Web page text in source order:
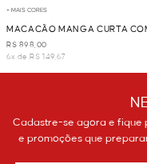
+ MAIS CORES
MACACÃO MANGA CURTA
R$ 898,00
6x de R$ 149,67
Cadastre-se agora e fique
e promoções que